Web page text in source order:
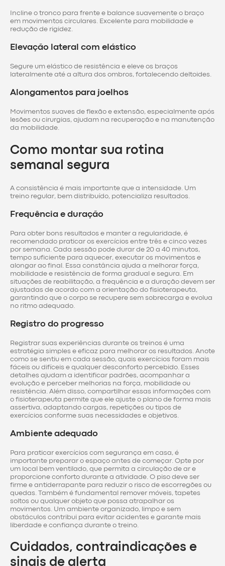
Incline o tronco para frente e balance suavemente o braço
em movimentos circulares. Excelente para mobilidade e
redução de rigidez.
Elevação lateral com elástico
Segure um elástico de resistência e eleve os braços
lateralmente até a altura dos ombros, fortalecendo deltoides.
Alongamentos para joelhos
Movimentos suaves de flexão e extensão, especialmente após
lesões ou cirurgias, ajudam na recuperação e na manutenção
da mobilidade.
Como montar sua rotina
semanal segura
A consistência é mais importante que a intensidade. Um
treino regular, bem distribuído, potencializa resultados.
Frequência e duração
Para obter bons resultados e manter a regularidade, é
recomendado praticar os exercícios entre três e cinco vezes
por semana. Cada sessão pode durar de 20 a 40 minutos,
tempo suficiente para aquecer, executar os movimentos e
alongar ao final. Essa constância ajuda a melhorar força,
mobilidade e resistência de forma gradual e segura. Em
situações de reabilitação, a frequência e a duração devem ser
ajustadas de acordo com a orientação do fisioterapeuta,
garantindo que o corpo se recupere sem sobrecarga e evolua
no ritmo adequado.
Registro do progresso
Registrar suas experiências durante os treinos é uma
estratégia simples e eficaz para melhorar os resultados. Anote
como se sentiu em cada sessão, quais exercícios foram mais
fáceis ou difíceis e qualquer desconforto percebido. Esses
detalhes ajudam a identificar padrões, acompanhar a
evolução e perceber melhorias na força, mobilidade ou
resistência. Além disso, compartilhar essas informações com
o fisioterapeuta permite que ele ajuste o plano de forma mais
assertiva, adaptando cargas, repetições ou tipos de
exercícios conforme suas necessidades e objetivos.
Ambiente adequado
Para praticar exercícios com segurança em casa, é
importante preparar o espaço antes de começar. Opte por
um local bem ventilado, que permita a circulação de ar e
proporcione conforto durante a atividade. O piso deve ser
firme e antiderrapante para reduzir o risco de escorregões ou
quedas. Também é fundamental remover móveis, tapetes
soltos ou qualquer objeto que possa atrapalhar os
movimentos. Um ambiente organizado, limpo e sem
obstáculos contribui para evitar acidentes e garante mais
liberdade e confiança durante o treino.
Cuidados, contraindicações e
sinais de alerta